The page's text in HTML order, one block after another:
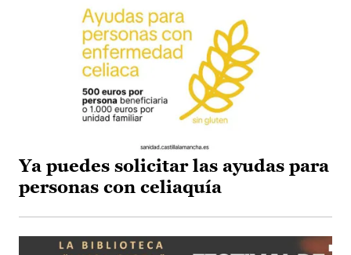
Ya puedes solicitar las ayudas para
personas con celiaquía